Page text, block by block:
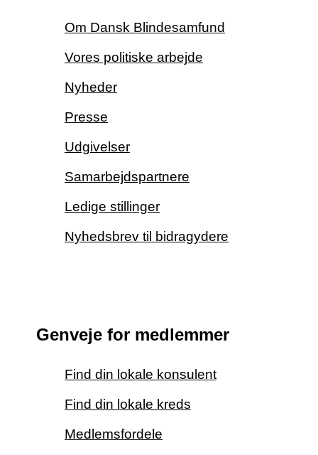
Om Dansk Blindesamfund
Vores politiske arbejde
Nyheder
Presse
Udgivelser
Samarbejdspartnere
Ledige stillinger
Nyhedsbrev til bidragydere
Genveje for medlemmer
Find din lokale konsulent
Find din lokale kreds
Medlemsfordele